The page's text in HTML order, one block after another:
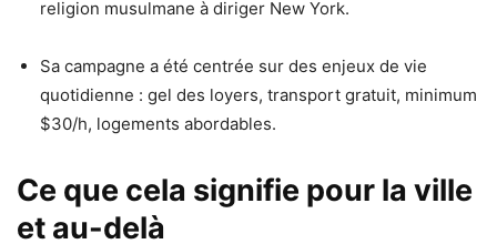
religion musulmane à diriger New York.
Sa campagne a été centrée sur des enjeux de vie
quotidienne : gel des loyers, transport gratuit, minimum
$30/h, logements abordables.
Ce que cela signifie pour la ville
et au-delà